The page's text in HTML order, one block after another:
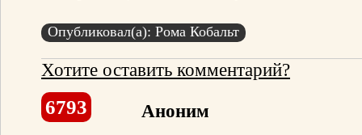
Опубликовал(а): Рома Кобальт
Хотите оставить комментарий?
6793 Аноним